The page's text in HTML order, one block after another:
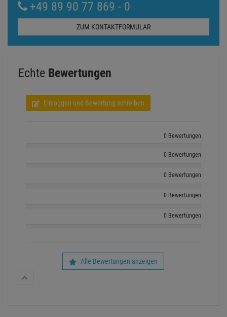
+49 89 90 77 869 - 0
ZUM KONTAKTFORMULAR
Echte Bewertungen
Einloggen und Bewertung schreiben
0 Bewertungen
0 Bewertungen
0 Bewertungen
0 Bewertungen
0 Bewertungen
Alle Bewertungen anzeigen